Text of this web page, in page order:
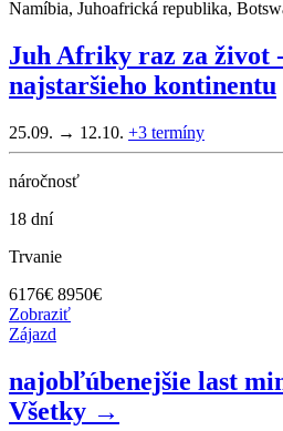
Namíbia, Juhoafrická republika,
Juh Afriky raz za život
najstaršieho kontinentu
25.09. → 12.10. +3 termíny
náročnosť
18 dní
Trvanie
6176€ 8950€
Zobraziť
Zájazd
najobľúbenejšie last
Všetky →